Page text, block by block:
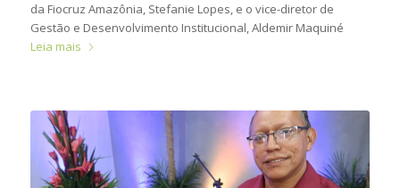
da Fiocruz Amazônia, Stefanie Lopes, e o vice-diretor de
Gestão e Desenvolvimento Institucional, Aldemir Maquiné
Leia mais